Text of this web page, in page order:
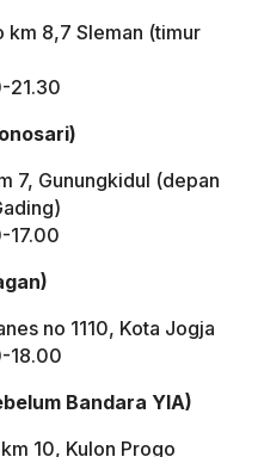
km 8,7 Sleman (timur
21.30
7, Gunungkidul (depan
17.00
no 1110, Kota Jogja
18.00
Bandara YIA)
10, Kulon Progo